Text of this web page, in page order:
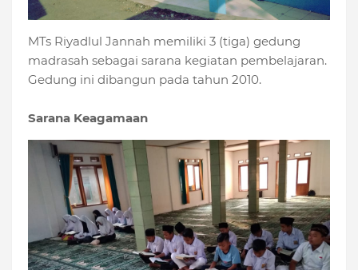
MTs Riyadlul Jannah memiliki 3 (tiga) gedung
madrasah sebagai sarana kegiatan pembelajaran.
Gedung ini dibangun pada tahun 2010.
Sarana Keagamaan